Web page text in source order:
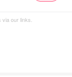
via our links.